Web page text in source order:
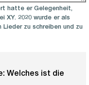
hatte er Gelegenheit,
XY. 2020 wurde er als
zu schreiben und zu
Welches ist die